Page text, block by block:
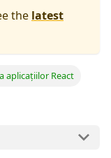
the latest
aplicațiilor React